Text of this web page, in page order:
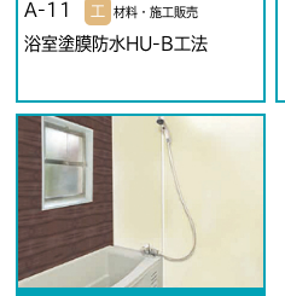
A-11 工 材料・施工販売
浴室塗膜防水HU-B工法